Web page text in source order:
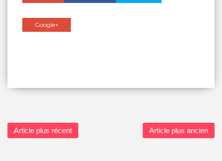
Google+
Article plus récent Article plus ancien